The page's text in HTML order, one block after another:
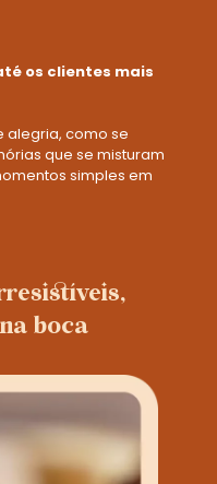
os clientes mais
alegria, como se
que se misturam
simples em
boca